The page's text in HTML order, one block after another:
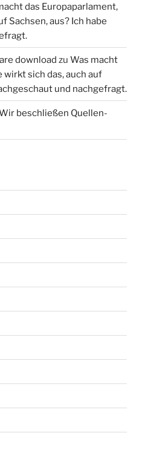
das Europaparlament,
Sachsen, aus? Ich habe
download zu Was macht
wirkt sich das, auch auf
und nachgefragt.
beschließen Quellen-